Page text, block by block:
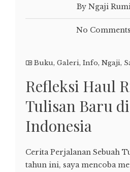
By Ngaji
No Comments
Buku, Galeri, Info, Ngaji,
Refleksi Haul
Tulisan Baru
Indonesia
Cerita Perjalanan Sebuah
tahun ini, saya mencoba